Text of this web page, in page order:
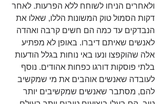
ולאחרים הניחו לשוחח ללא הפרעות. לאחר
דקות הסמול טוק המשונות הללו, שאלו את
הנבדקים עד כמה הם חשים קרבה ואהדה
לאנשים שאיתם דיברו. באופן לא מפתיע
אלה שהוקפצו ונעו באי נוחות בגלל הודעות
בלתי פוסקות דורגו כפחות אהודים. נוסף
לעובדה שאנשים אוהבים את מי שמקשיב
להם, מסתבר שאנשים שמקשיבים יותר